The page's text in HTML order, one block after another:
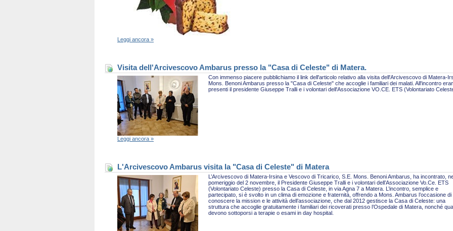
Leggi ancora »
Visita dell'Arcivescovo Ambarus presso la "Casa di Celeste" di Matera.
Con immenso piacere pubblichiamo il link dell'articolo relativo alla visita dell'Arcivescovo di Matera-
Mons. Benoni Ambarus presso la "Casa di Celeste" che accoglie i familiari dei malati. All'incontro
presenti il presidente Giuseppe Tralli e i volontari dell'Associazione VO.CE. ETS (Volontariato
Leggi ancora »
L'Arcivescovo Ambarus visita la "Casa di Celeste" di Matera
L’Arcivescovo di Matera-Irsina e Vescovo di Tricarico, S.E. Mons. Benoni Ambarus, ha incontrato,
pomeriggio del 2 novembre, il Presidente Giuseppe Tralli e i volontari dell’Associazione Vo.Ce. ETS
(Volontariato Celeste) presso la Casa di Celeste, in via Agna 7 a Matera. L’incontro, semplice e
partecipato, si è svolto in un clima di emozione e fraternità, offrendo a Mons. Ambarus l’occasione di
conoscere la mission e le attività dell’associazione, che dal 2012 gestisce la Casa di Celeste: una
struttura che accoglie gratuitamente i familiari dei ricoverati presso l’Ospedale di Matera, nonché
devono sottoporsi a terapie o esami in day hospital.